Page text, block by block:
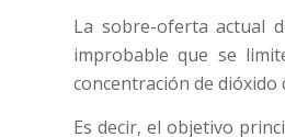
La sobre-oferta actual
improbable que se
concentración de
Es decir, el objetivo